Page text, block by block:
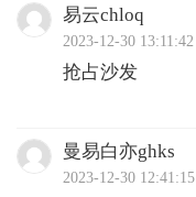
易云chloq
2023-12-30 13:11:42
抢占沙发
曼易白亦ghks
2023-12-30 12:41:15